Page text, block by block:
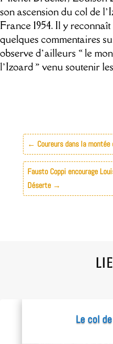
son ascension du col de
France 1954. Il y
quelques commentaires
observe d’ailleurs « le
l’Izoard » venu soutenir
← Coureurs dans la
Fausto Coppi encourage
Déserte→
Le col